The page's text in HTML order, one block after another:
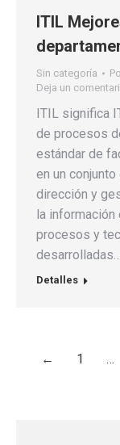
ITIL
Sin categoría
Deja un
ITIL significa
de procesos
estándar de
en un
dirección y
la información
procesos y
desarrolladas…
Detalles
← 1 …